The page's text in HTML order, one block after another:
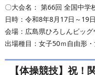
〇大会名： 第66回 全国中学
日時：令和8年8月17日～19日
会場：広島県ひろしんビッグ
出場種目：女子50ｍ自由形
【体操競技】祝！